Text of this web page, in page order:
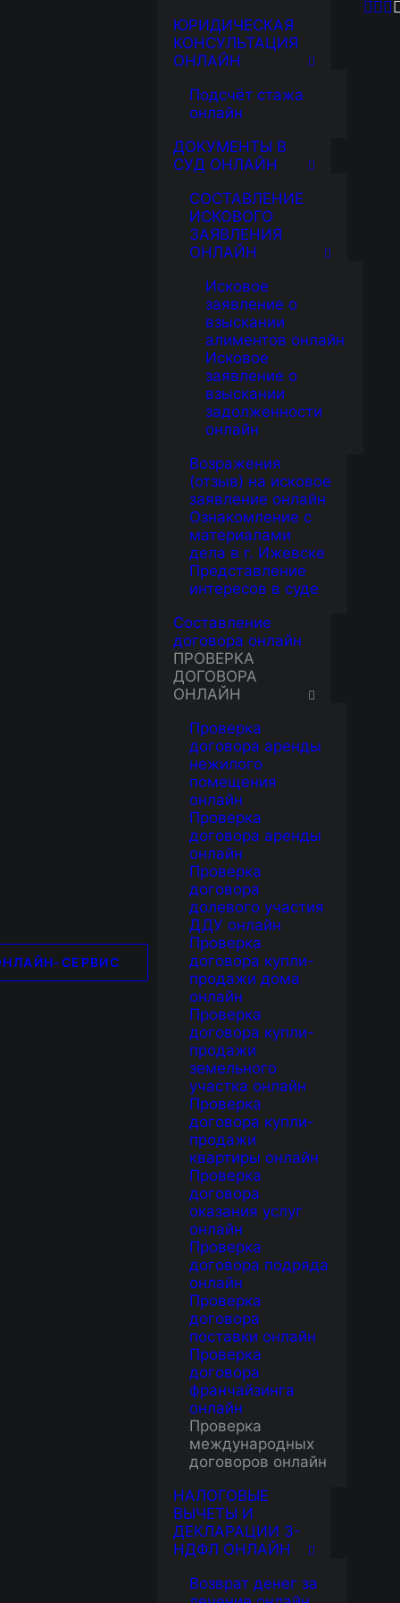
СЕРВИС
ЮРИДИЧЕСКАЯ
КОНСУЛЬТАЦИЯ
ОНЛАЙН
Подсчёт стажа
онлайн
ДОКУМЕНТЫ В
СУД ОНЛАЙН
СОСТАВЛЕНИЕ
ИСКОВОГО
ЗАЯВЛЕНИЯ
ОНЛАЙН
Исковое
заявление о
взыскании
алиментов онлайн
Исковое
заявление о
взыскании
задолженности
онлайн
Возражения
(отзыв) на исковое
заявление онлайн
Ознакомление с
материалами
дела в г. Ижевске
Представление
интересов в суде
Составление
договора онлайн
ПРОВЕРКА
ДОГОВОРА
ОНЛАЙН
Проверка
договора аренды
нежилого
помещения
онлайн
Проверка
договора аренды
онлайн
Проверка
договора
долевого участия
ДДУ онлайн
Проверка
договора купли-
продажи дома
онлайн
Проверка
договора купли-
продажи
земельного
участка онлайн
Проверка
договора купли-
продажи
квартиры онлайн
Проверка
договора
оказания услуг
онлайн
Проверка
договора подряда
онлайн
Проверка
договора
поставки онлайн
Проверка
договора
франчайзинга
онлайн
Проверка
международных
договоров онлайн
НАЛОГОВЫЕ
ВЫЧЕТЫ И
ДЕКЛАРАЦИИ 3-
НДФЛ ОНЛАЙН
Возврат денег за